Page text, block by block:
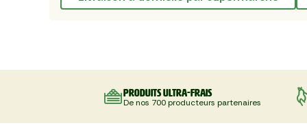
Produits ultra-frais
De nos 700 producteurs partenaires